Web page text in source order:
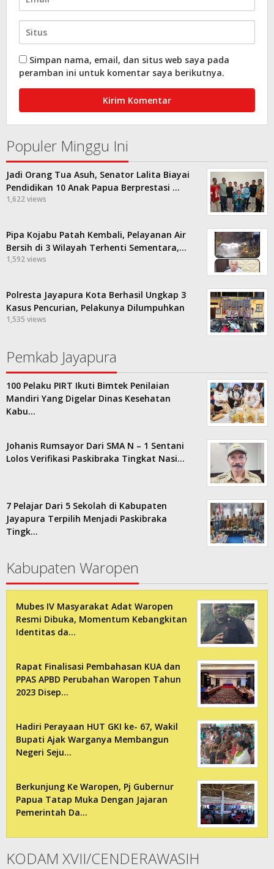
Simpan nama, email, dan situs web saya pada
peramban ini untuk komentar saya berikutnya.
Populer Minggu Ini
Jadi Orang Tua Asuh, Senator Lalita Biayai
Pendidikan 10 Anak Papua Berprestasi …
1,622 views
Pipa Kojabu Patah Kembali, Pelayanan Air
Bersih di 3 Wilayah Terhenti Sementara,…
1,592 views
Polresta Jayapura Kota Berhasil Ungkap 3
Kasus Pencurian, Pelakunya Dilumpuhkan
1,535 views
Pemkab Jayapura
100 Pelaku PIRT Ikuti Bimtek Penilaian
Mandiri Yang Digelar Dinas Kesehatan
Kabu…
Johanis Rumsayor Dari SMA N – 1 Sentani
Lolos Verifikasi Paskibraka Tingkat Nasi…
7 Pelajar Dari 5 Sekolah di Kabupaten
Jayapura Terpilih Menjadi Paskibraka
Tingk…
Kabupaten Waropen
Mubes IV Masyarakat Adat Waropen
Resmi Dibuka, Momentum Kebangkitan
Identitas da…
Rapat Finalisasi Pembahasan KUA dan
PPAS APBD Perubahan Waropen Tahun
2023 Disep…
Hadiri Perayaan HUT GKI ke- 67, Wakil
Bupati Ajak Warganya Membangun
Negeri Seju…
Berkunjung Ke Waropen, Pj Gubernur
Papua Tatap Muka Dengan Jajaran
Pemerintah Da…
KODAM XVII/CENDERAWASIH